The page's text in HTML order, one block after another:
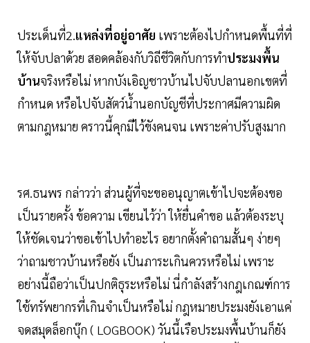
ประเด็นที่2.แหล่งที่อยู่อาศัย เพราะต้องไปกำหนดพื้นที่ที่
ให้จับปลาด้วย สอดคล้องกับวิถีชีวิตกับการทำประมงพื้น
บ้านจริงหรือไม่ หากบังเอิญชาวบ้านไปจับปลานอกเขตที่
กำหนด หรือไปจับสัตว์น้ำนอกบัญชีที่ประกาศมีความผิด
ตามกฎหมาย คราวนี้คุกมีไว้ขังคนจน เพราะค่าปรับสูงมาก
รศ.ธนพร กล่าวว่า ส่วนผู้ที่จะขออนุญาตเข้าไปจะต้องขอ
เป็นรายครั้ง ข้อความ เขียนไว้ว่า ให้ยื่นคำขอ แล้วต้องระบุ
ให้ชัดเจนว่าขอเข้าไปทำอะไร อยากตั้งคำถามสั้นๆ ง่ายๆ
ว่าถามชาวบ้านหรือยัง เป็นภาระเกินควรหรือไม่ เพราะ
อย่างนี้ถือว่าเป็นปกติธุระหรือไม่ นี่กำลังสร้างกฎเกณฑ์การ
ใช้ทรัพยากรที่เกินจำเป็นหรือไม่ กฎหมายประมงยังเอาแค่
จดสมุดล็อกบุ๊ก ( LOGBOOK) วันนี้เรือประมงพื้นบ้านก็ยัง